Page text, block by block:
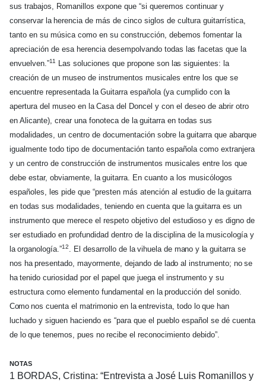
sus trabajos, Romanillos expone que “si queremos continuar y
conservar la herencia de más de cinco siglos de cultura guitarrística,
tanto en su música como en su construcción, debemos fomentar la
apreciación de esa herencia desempolvando todas las facetas que la
envuelven.”11 Las soluciones que propone son las siguientes: la
creación de un museo de instrumentos musicales entre los que se
encuentre representada laGuitarra española (ya cumplido con la
apertura del museo en laCasa del Doncel y con el deseo de abrir otro
en Alicante), crear una fonoteca de laguitarra en todas sus
modalidades, un centro de documentación sobre laguitarra que abarque
igualmente todo tipo de documentación tanto española como extranjera
y un centro de construcción de instrumentos musicales entre los que
debe estar, obviamente, laguitarra. En cuanto a los musicólogos
españoles, les pide que “presten más atención al estudio de laguitarra
en todas sus modalidades, teniendo en cuenta que laguitarra es un
instrumento que merece el respeto objetivo del estudioso y es digno de
ser estudiado en profundidad dentro de ladisciplina de lamusicología y
laorganología.”12. El desarrollo de lavihuela demano y la guitarra se
nos hapresentado, mayormente, dejando de lado al instrumento; nose
hatenido curiosidad por el papel que juega el instrumento y su
estructura como elemento fundamental en laproducción del sonido.
Como nos cuenta el matrimonio en laentrevista, todo loque han
luchado y siguen haciendo es “para que el pueblo español se dé cuenta
de lo que tenemos, pues norecibe el reconocimiento debido”.
NOTAS
1 BORDAS, Cristina: “Entrevista a José Luis Romanillos y